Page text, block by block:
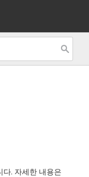
다. 자세한 내용은